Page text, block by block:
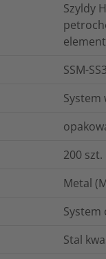
Szyldy
SSM-
System
200 szt.
Metal
System
Stal